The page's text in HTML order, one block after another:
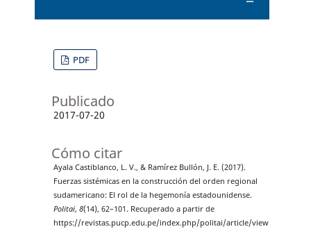
PDF
Publicado
2017-07-20
Cómo citar
Ayala Castiblanco, L. V., & Ramírez Bullón, J. E. (2017).
Fuerzas sistémicas en la construcción del orden regional
sudamericano: El rol de la hegemonía estadounidense.
Politai, 8(14), 62–101. Recuperado a partir de
https://revistas.pucp.edu.pe/index.php/politai/article/view